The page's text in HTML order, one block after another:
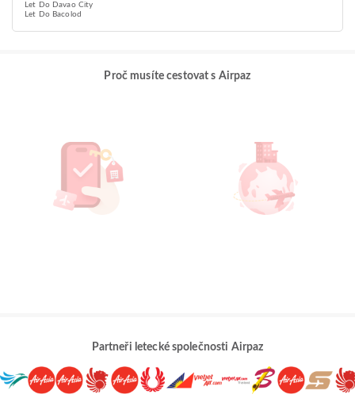
Let Do Davao City
Let Do Bacolod
Proč musíte cestovat s Airpaz
Partneři letecké společnosti Airpaz